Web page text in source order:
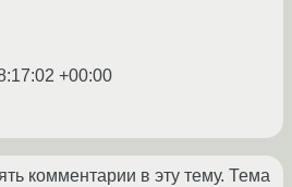
+00:00
комментарии в эту тему. Тема